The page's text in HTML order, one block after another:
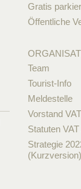
Gratis
Öffentliche
Team
Tourist-Info
Meldestelle
Vorstand
Statuten VAT
Strategie
(Kurzversion)